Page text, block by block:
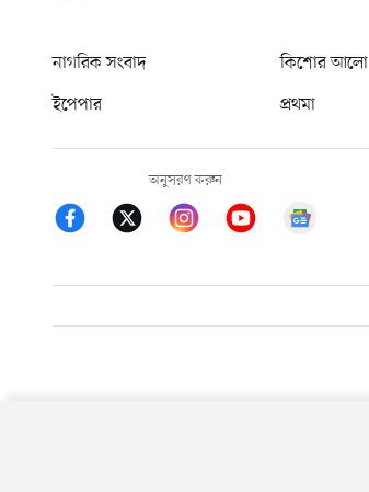
নাগরিক সংবাদ কিশোর আলো
ইপেপার
প্রথমা
অনুসরণ করুন